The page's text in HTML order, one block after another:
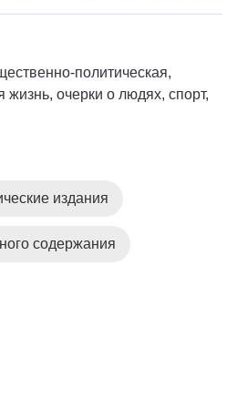
политическая,
жизнь, очерки о людях, спорт,
издания
содержания